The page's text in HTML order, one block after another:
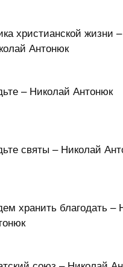
христианской жизни
Антонюк
– Николай Антонюк
святы – Николай
хранить благодать –